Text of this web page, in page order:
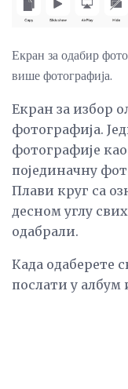
Екран за одабир
више фотографија.
Екран за избор
фотографија.
фотографије
појединачну
Плави круг са
десном углу
одабрали.
Када одаберете
послати у